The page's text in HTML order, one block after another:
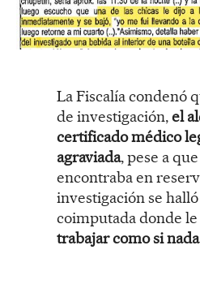
La Fiscalía condenó
de investigación,el
certificado médico
agraviada, pese a
encontraba en
investigación se
coimputada donde le
trabajar como si